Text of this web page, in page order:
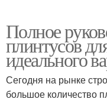
Деревянные
Материалы для
Полное
плинтусов
идеального
Сегодня на рынке
большое количество